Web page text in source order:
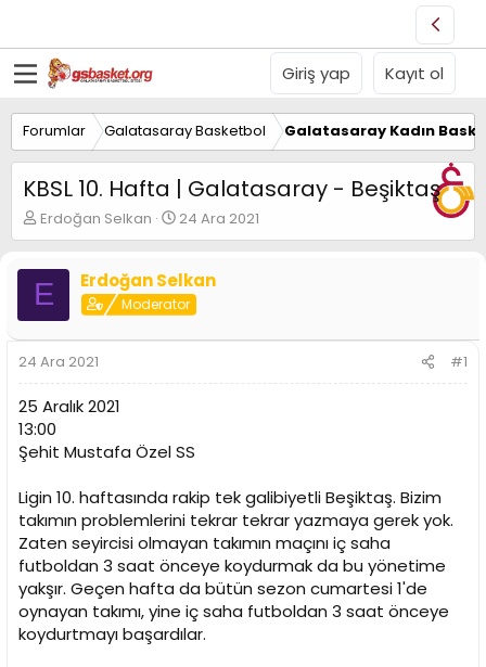
Giriş yap Kayıt ol
Forumlar Galatasaray Basketbol Galatasaray Kadın
KBSL 10. Hafta | Galatasaray - Beşiktaş
K
o
u
y
B
a
ş
a
t
a
Erdoğan Selkan
B
a
l
a
n
g
i
i
24 Ara 2021
E Erdoğan Selkan
Moderator
24 Ara 2021 #1
25 Aralık 2021
13:00
Şehit Mustafa Özel SS
Ligin 10. haftasında rakip tek galibiyetli Beşiktaş. Bizim
takımın problemlerini tekrar tekrar yazmaya gerek yok.
Zaten seyircisi olmayan takımın maçını iç saha
futboldan 3 saat önceye koydurmak da bu yönetime
yakşır. Geçen hafta da bütün sezon cumartesi 1'de
oynayan takımı, yine iç saha futboldan 3 saat önceye
koydurtmayı başardılar.